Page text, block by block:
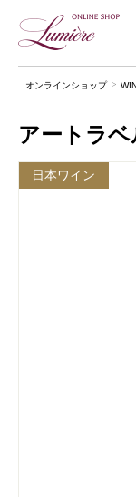
オンラインショップ
アートラ
新商品
日本ワイン